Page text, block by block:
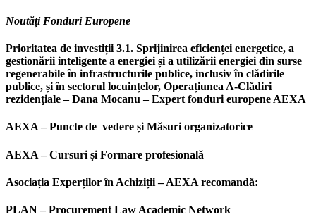
Noutăți Fonduri Europene
Prioritatea de investiții 3.1. Sprijinirea eficienței energetice, a
gestionării inteligente a energiei și a utilizării energiei din surse
regenerabile în infrastructurile publice, inclusiv în clădirile
publice, și în sectorul locuințelor, Operațiunea A-Clădiri
rezidenţiale – Dana Mocanu – Expert fonduri europene AEXA
AEXA – Puncte de vedere și Măsuri organizatorice
AEXA – Cursuri și Formare profesională
Asociația Experților în Achiziții – AEXA recomandă:
PLAN – Procurement Law Academic Network